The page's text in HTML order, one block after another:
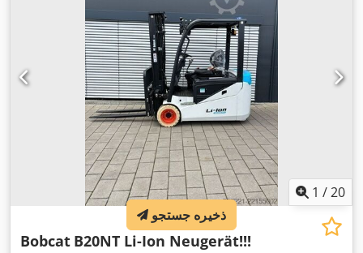
1 /20
Bobcat B20NT Li-Ion Neugerät!!!
ذخیره جستجو